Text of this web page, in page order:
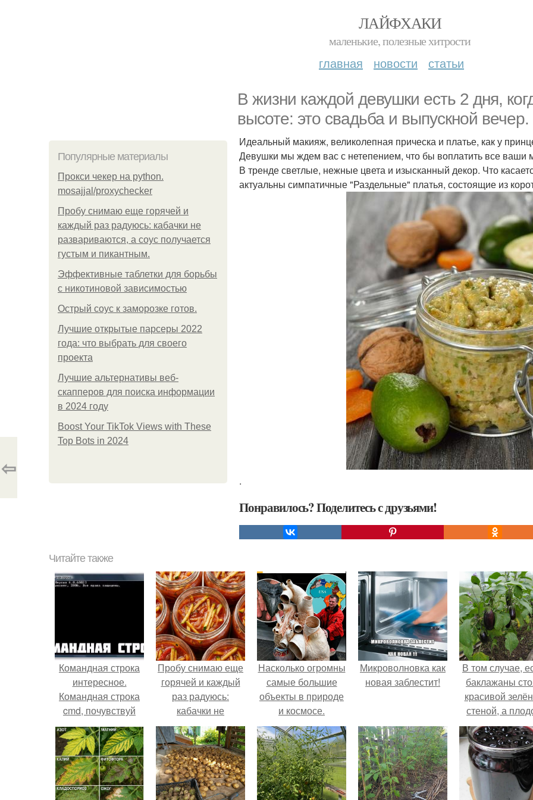
ЛАЙФХАКИ
маленькие, полезные хитрости
главная новости статьи
В жизни каждой девушки есть 2 дня,
высоте: это свадьба и выпускной вечер.
Популярные материалы
Прокси чекер на python.
mosajjal/proxychecker
Пробу снимаю еще горячей и
каждый раз радуюсь: кабачки не
развариваются, а соус получается
густым и пикантным.
Эффективные таблетки для борьбы
с никотиновой зависимостью
Острый соус к заморозке готов.
Лучшие открытые парсеры 2022
года: что выбрать для своего
проекта
Лучшие альтернативы веб-
скапперов для поиска информации
в 2024 году
Boost Your TikTok Views with These
Top Bots in 2024
Идеальный макияж, великолепная прическа и платье, как у
Девушки мы ждем вас с нетепением, что бы воплатить все ваши
В тренде светлые, нежные цвета и изысканный декор. Что
актуальны симпатичные "Раздельные" платья, состоящие из
.
Понравилось? Поделитесь с друзьями!
⇦
Читайте также
Командная строка
интересное.
Командная строка
cmd, почувствуй
себя хакером.
Пробу снимаю еще
горячей и каждый
раз радуюсь:
кабачки не
развариваются, а
соус получается
густым и
пикантным.
Насколько огромны
самые большие
объекты в природе
и космосе.
Микроволновка как
новая заблестит!
В том случае,
баклажаны
красивой
стеной, а
почти не
радоваться
нечему.